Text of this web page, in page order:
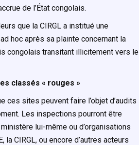
de l’État congolais.
que la CIRGL a institué une
hoc après sa plainte concernant la
congolais transitant illicitement vers le
classés « rouges »
ces sites peuvent faire l’objet d’audits
Les inspections pourront être
lui-même ou d’organisations
la CIRGL, ou encore d’autres acteurs